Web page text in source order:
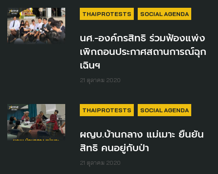
THAIPROTESTS SOCIAL AGENDA
นศ.-องค์กรสิทธิ ร่วมฟ้องแพ่ง
เพิกถอนประกาศสถานการณ์ฉุก
เฉินฯ
21 ตุลาคม 2020
THAIPROTESTS SOCIAL AGENDA
ผญบ.บ้านกลาง แม่เมาะ ยืนยัน
สิทธิ คนอยู่กับป่า
21 ตุลาคม 2020